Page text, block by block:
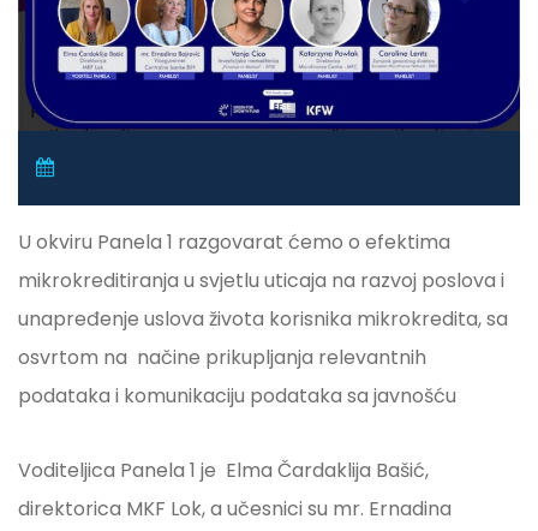
U okviru Panela 1 razgovarat ćemo o efektima
mikrokreditiranja u svjetlu uticaja na razvoj poslova i
unapređenje uslova života korisnika mikrokredita, sa
osvrtom na načine prikupljanja relevantnih
podataka i komunikaciju podataka sa javnošću
Voditeljica Panela 1 je Elma Čardaklija Bašić,
direktorica MKF Lok, a učesnici su mr. Ernadina